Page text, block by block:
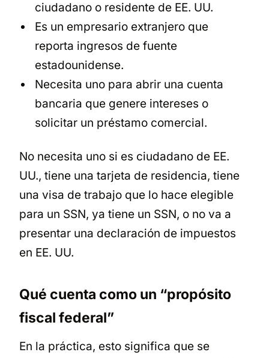
ciudadano o residente de EE. UU.
Es un empresario extranjero que
reporta ingresos de fuente
estadounidense.
Necesita uno para abrir una cuenta
bancaria que genere intereses o
solicitar un préstamo comercial.
No necesita uno si es ciudadano de EE.
UU., tiene una tarjeta de residencia, tiene
una visa de trabajo que lo hace elegible
para un SSN, ya tiene un SSN, o no va a
presentar una declaración de impuestos
en EE. UU.
Qué cuenta como un “propósito
fiscal federal”
En la práctica, esto significa que se